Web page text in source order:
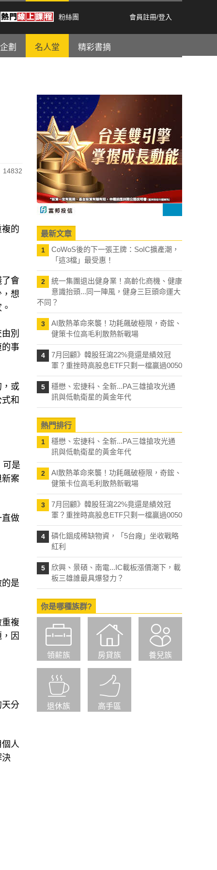
粉絲團 會員註冊/登入
劃 名人堂 精彩書摘
14832
的
了會
想
別
的事
，或
和
可是
案
直做
是
複
因
天分
個人
決
最新文章
1
CoWoS後的下一張王牌：SoIC擴產潮，
「這3檔」最受惠！
2
統一集團退出健身業！高齡化商機、健康
意識抬頭...同一陣風，健身三巨頭命運大
不同？
3
AI散熱革命來襲！功耗飆破極限，奇鋐、
健策卡位高毛利散熱新戰場
4
7月回顧》韓股狂瀉22%竟還是績效冠
軍？重挫時高股息ETF只剩一檔贏過0050
5
穩懋、宏捷科、全新...PA三雄搶攻光通
訊與低軌衛星的黃金年代
熱門排行
1
穩懋、宏捷科、全新...PA三雄搶攻光通
訊與低軌衛星的黃金年代
2
AI散熱革命來襲！功耗飆破極限，奇鋐、
健策卡位高毛利散熱新戰場
3
7月回顧》韓股狂瀉22%竟還是績效冠
軍？重挫時高股息ETF只剩一檔贏過0050
4
磷化銦成稀缺物資，「5台廠」坐收戰略
紅利
5
欣興、景碩、南電...IC載板漲價潮下，載
板三雄誰最具爆發力？
你是哪種族群?
領薪族 房貸族 養兒族
退休族 高手區